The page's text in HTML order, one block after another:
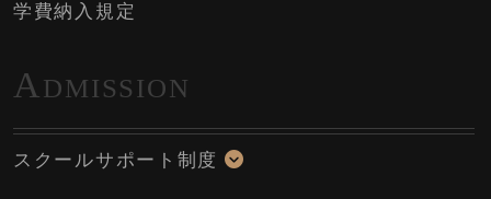
学費納入規定
A DMISSION
スクールサポート制度